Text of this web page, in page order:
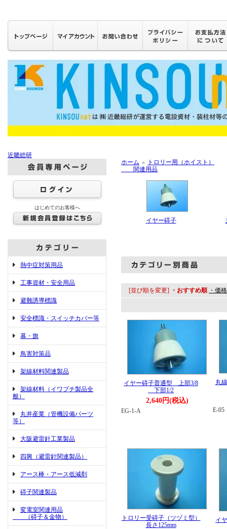
近畿総研
はじめてのお客様へ
熱中症対策用品
工事資材・安全用品
避難誘導標識
安全標識・スイッチカバー等
幕・旗
鳥害対策品
架線材料関連製品
架線材料（イワブチ製品全
般）
丸井産業（管機設備パーツ
等）
大阪避雷針工業製品
四興（避雷針関連製品）
アース棒・アース低減剤
碍子関連製品
変電室関連用品
（碍子＆金物）
ホーム ＞
トロリー用（ホイスト）
関連用品
イヤー碍子
[並び順を変更] ・おすすめ順 ・価
イヤー碍子普通型 上部3/8
下部1/2
2,640円(税込)
EG-1-A
丸
E-05
トロリー受碍子（ツヅミ型）
長さ125mm
イ